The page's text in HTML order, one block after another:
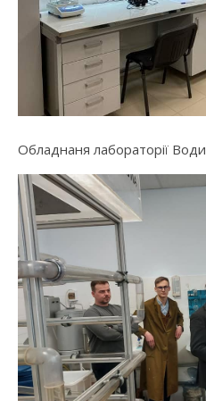
Обладнаня лабораторії Води